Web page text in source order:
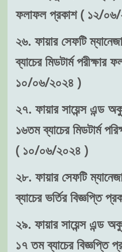
ফলাফল প্রকাশ ( ১২/
২৬. ফায়ার সেফটি
ব্যাচের মিডটার্ম
১০/০৬/২০২৪ )
২৭. ফায়ার সায়েন্স এন্ড
১৬তম ব্যাচের মিডটার্ম
( ১০/০৬/২০২৪ )
২৮. ফায়ার সেফটি
ব্যাচের ভর্তির
২৯. ফায়ার সায়েন্স এন্ড
১৭ তম ব্যাচের